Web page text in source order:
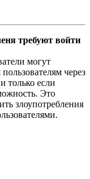
требуют войти
могут
через
только если
Это
злоупотребления